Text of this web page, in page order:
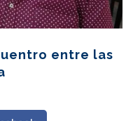
entre las